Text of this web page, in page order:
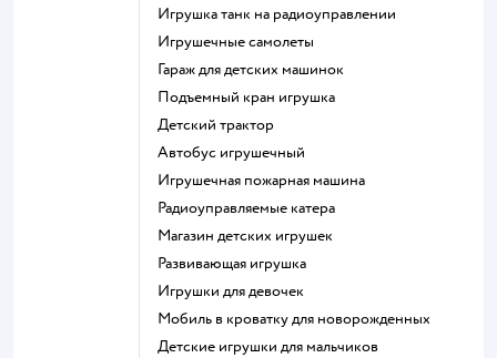
Игрушка танк на радиоуправлении
Игрушечные самолеты
Гараж для детских машинок
Подъемный кран игрушка
Детский трактор
Автобус игрушечный
Игрушечная пожарная машина
Радиоуправляемые катера
Магазин детских игрушек
Развивающая игрушка
Игрушки для девочек
Мобиль в кроватку для новорожденных
Детские игрушки для мальчиков